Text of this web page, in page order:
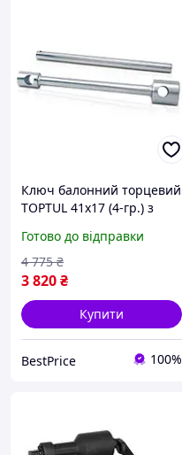
Ключ балонний торцевий
TOPTUL 41х17 (4-гр.) з
Готово до відправки
3 820₴
4 775 ₴
Купити
BestPrice 100%